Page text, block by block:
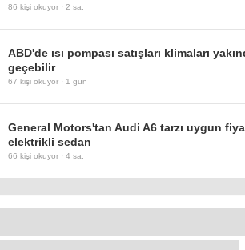
86 kişi okuyor · 2 sa.
ABD'de ısı pompası satışları klimaları
geçebilir
67 kişi okuyor · 1 gün
General Motors'tan Audi A6 tarzı uygun
elektrikli sedan
66 kişi okuyor · 4 sa.